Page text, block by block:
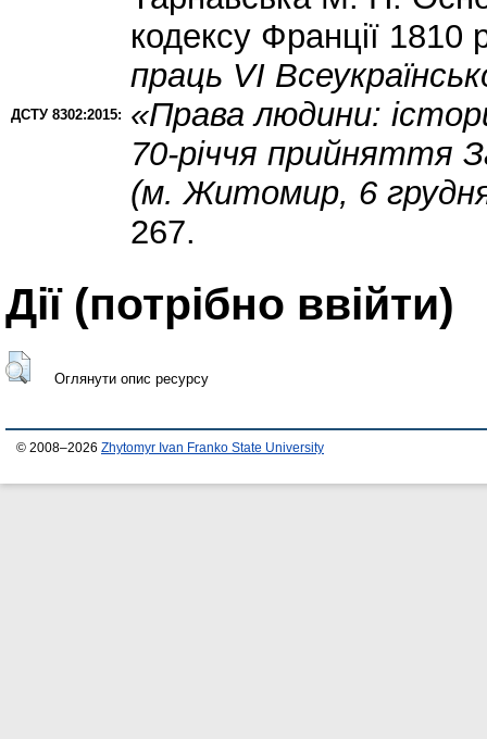
ДСТУ 8302:2015:
кодексу Франції 1810
праць VІ
«Права людини:
70-річчя прийняття
(м. Житомир, 6
267.
Дії ​​(потрібно ввійти)
Оглянути опис ресурсу
© 2008–2026 Zhytomyr Ivan Franko State University